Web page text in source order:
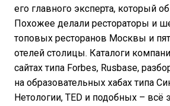
его главного эксперта, который
Похожее делали рестораторы и
топовых ресторанов Москвы и
отелей столицы. Каталоги
сайтах типа Forbes, Rusbase,
на образовательных хабах типа
Нетологии, TED и подобных – всё